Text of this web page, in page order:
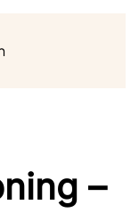
–